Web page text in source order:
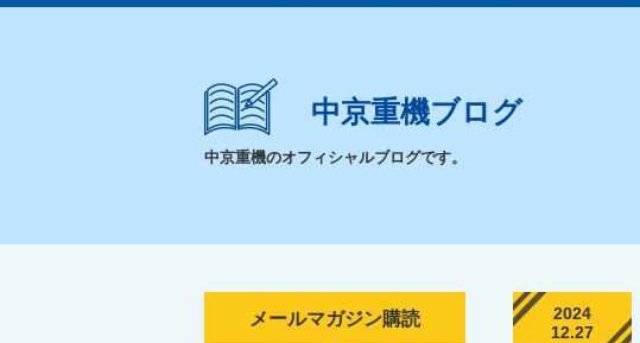
中京重機ブログ
中京重機のオフィシャルブログです。
2024
12.27
メールマガジン購読